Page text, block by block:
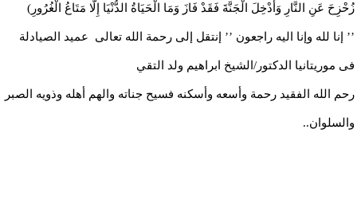
زُحْزِحَ عَنِ النَّارِ وَأُدْخِلَ الْجَنَّةَ فَقَدْ فَازَ وَمَا الْحَيَاةُ الدُّنْيَا إِلَّا مَتَاعُ الْغُرُورِ)
’’ إنا لله وإنا اليه راجعون ’’ إنتقل إلى رحمة الله تعالى عميد الصيادلة
فى موريتانيا الدكتور/الشيخ ابراهيم ولد التقي
رحم الله الفقيد رحمة وأسعه وأسكنه فسيح جناته والهم أهله وذويه الصبر
والسلوان..